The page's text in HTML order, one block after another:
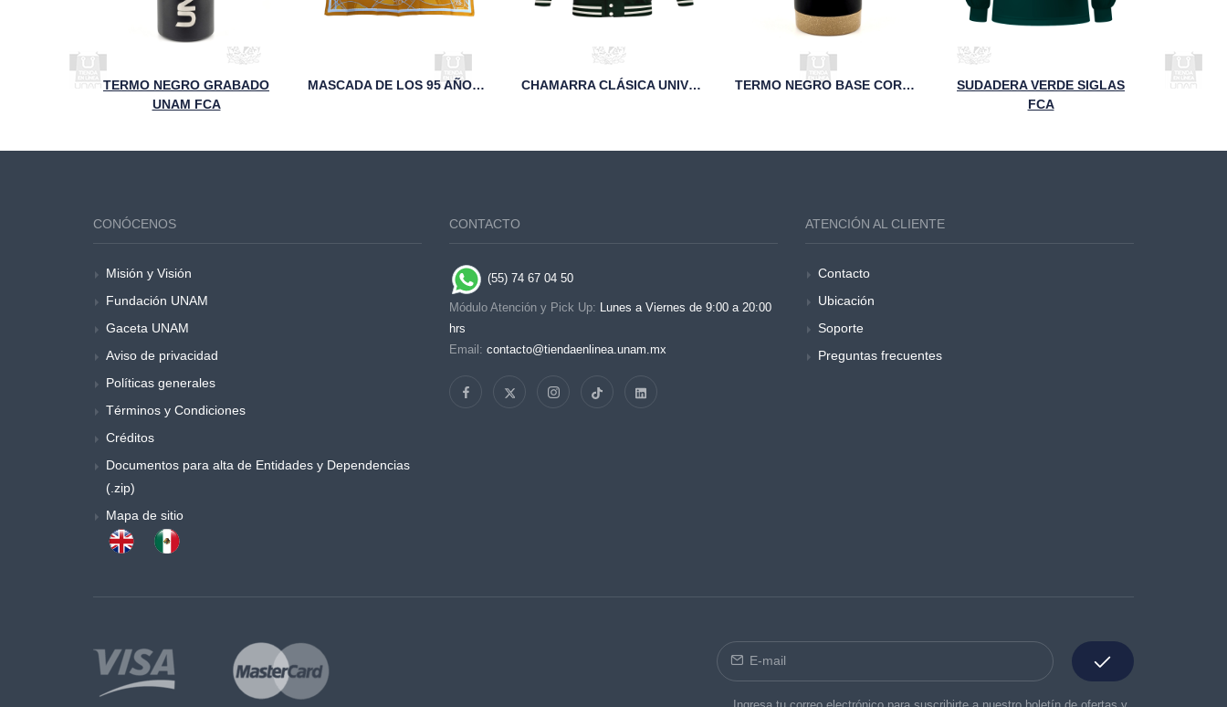
TERMO NEGRO GRABADO
UNAM FCA
MASCADA DE LOS 95 AÑOS DE LA FCA CHAMARRA CLÁSICA UNIVERSITARIA DE PAÑO Y PIEL MARINO FCA TERMO NEGRO BASE CORCHO UNAM FCA
SUDADERA VERDE SIGLAS
FCA
CONÓCENOS
Misión y Visión
Fundación UNAM
Gaceta UNAM
Aviso de privacidad
Políticas generales
Términos y Condiciones
Créditos
Documentos para alta de Entidades y Dependencias
(.zip)
Mapa de sitio
CONTACTO
(55) 74 67 04 50
Módulo Atención y Pick Up: Lunes a Viernes de 9:00 a 20:00
hrs
Email: contacto@tiendaenlinea.unam.mx
ATENCIÓN AL CLIENTE
Contacto
Ubicación
Soporte
Preguntas frecuentes